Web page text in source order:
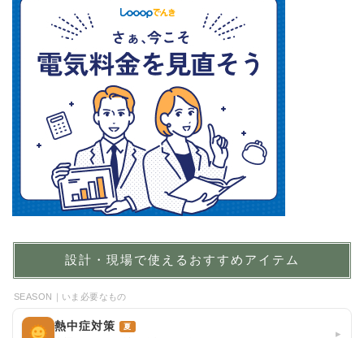
設計・現場で使えるおすすめアイテム
SEASON｜いま必要なもの
熱中症対策 夏
▸